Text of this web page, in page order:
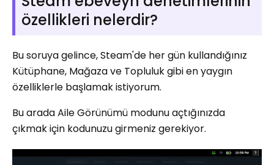
özellikleri nelerdir?
Bu soruya gelince, Steam'de her gün kullandığınız
Kütüphane, Mağaza ve Topluluk gibi en yaygın
özelliklerle başlamak istiyorum.
Bu arada Aile Görünümü modunu açtığınızda
çıkmak için kodunuzu girmeniz gerekiyor.